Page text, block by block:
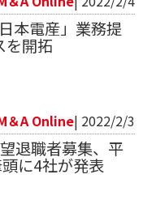
本電産」業務提
を開拓
＆A Online| 2022/2/3
退職者募集、平
に4社が発表